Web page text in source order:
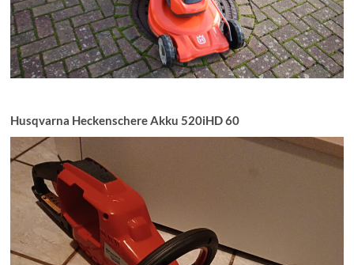
Husqvarna Heckenschere Akku 520iHD 60